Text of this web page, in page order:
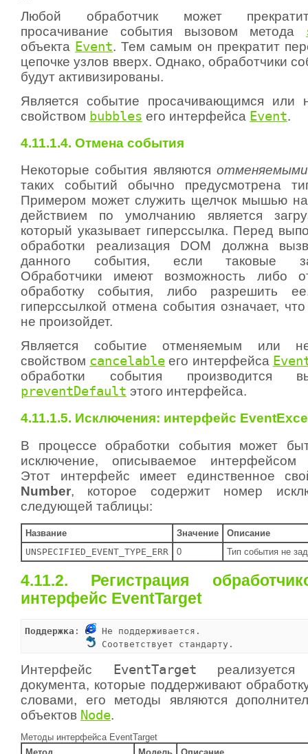
Любой обработчик может
просачивание события вызовом метода
объекта Event. Тем самым он прекратит
цепочке узлов вверх. Однако, обработчики
будут активизированы.
Является событие просачивающимся или
свойством bubbles его интерфейса Event.
4.11.1.4. Отмена события
Некоторые события являютсяотменяемыми
таких событий обычно предусмотрена
Примером может служить щелчок мышью на
действием по умолчанию является
который указывает гиперссылка. Перед
обработки реализация DOM должна
данного события, если таковые
Обработчики имеют возможность либо
обработку события, либо разрешить
гиперссылкой отмена события означает, что
не произойдет.
Является событие отменяемым или
свойством cancelable его интерфейса
обработки события производится
preventDefault этого интерфейса.
4.11.1.5. Исключения: интерфейс
В процессе обработки события может
исключение, описываемое
Этот интерфейс имеет единственное
Number, которое содержит номер
следующей таблицы:
Название Значение
Описание
UNSPECIFIED_EVENT_TYPE_ERR
0 Тип события не
4.11.2. Регистрация
интерфейс EventTarget
Поддержка :
Не поддерживается.
Соответствует стандарту.
Интерфейс EventTarget
документа, которые поддерживают
словами, его методы являются
объектов Node.
Методы интерфейса EventTarget